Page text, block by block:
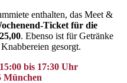
enthalten, das Meet &
Ticket für die
. Ebenso ist für Getränke
gesorgt.
bis 17:30 Uhr
München